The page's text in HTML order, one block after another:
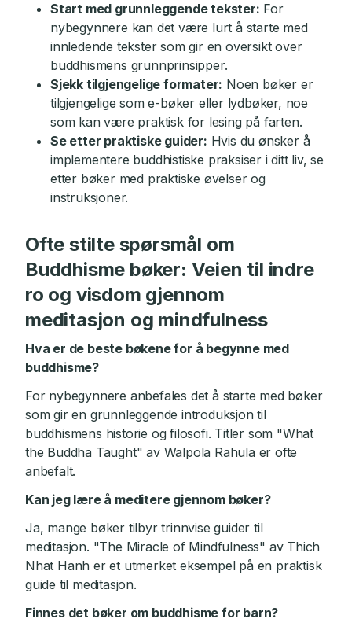
Start med grunnleggende tekster: For
nybegynnere kan det være lurt å starte med
innledende tekster som gir en oversikt over
buddhismens grunnprinsipper.
Sjekk tilgjengelige formater: Noen bøker er
tilgjengelige som e-bøker eller lydbøker, noe
som kan være praktisk for lesing på farten.
Se etter praktiske guider: Hvis du ønsker å
implementere buddhistiske praksiser i ditt liv, se
etter bøker med praktiske øvelser og
instruksjoner.
Ofte stilte spørsmål om
Buddhisme bøker: Veien til indre
ro og visdom gjennom
meditasjon og mindfulness
Hva er de beste bøkene for å begynne med
buddhisme?
For nybegynnere anbefales det å starte med bøker
som gir en grunnleggende introduksjon til
buddhismens historie og filosofi. Titler som "What
the Buddha Taught" av Walpola Rahula er ofte
anbefalt.
Kan jeg lære å meditere gjennom bøker?
Ja, mange bøker tilbyr trinnvise guider til
meditasjon. "The Miracle of Mindfulness" av Thich
Nhat Hanh er et utmerket eksempel på en praktisk
guide til meditasjon.
Finnes det bøker om buddhisme for barn?